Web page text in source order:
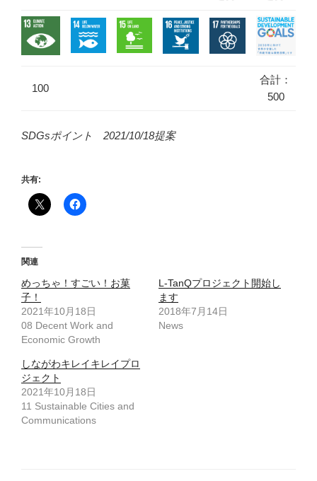
100
合計：
500
SDGsポイント 2021/10/18提案
共有:
関連
めっちゃ！すごい！お菓
子！
2021年10月18日
08 Decent Work and
Economic Growth
L-TanQプロジェクト開始し
ます
2018年7月14日
News
しながわキレイキレイプロ
ジェクト
2021年10月18日
11 Sustainable Cities and
Communications